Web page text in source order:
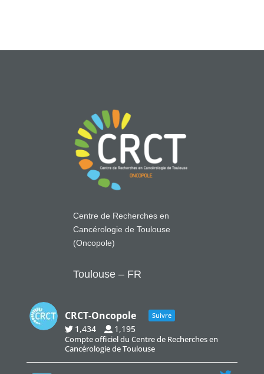
Centre de Recherches en
Cancérologie de Toulouse
(Oncopole)
Toulouse – FR
CRCT-Oncopole Suivre
1,434 1,195
Compte officiel du Centre de Recherches en
Cancérologie de Toulouse